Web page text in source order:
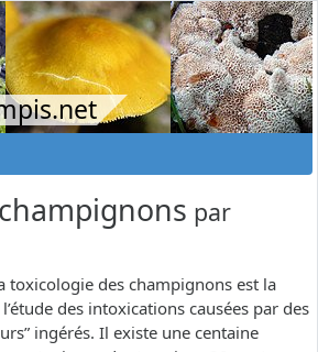
par
toxicologie des champignons est la
des intoxications causées par des
ingérés. Il existe une centaine